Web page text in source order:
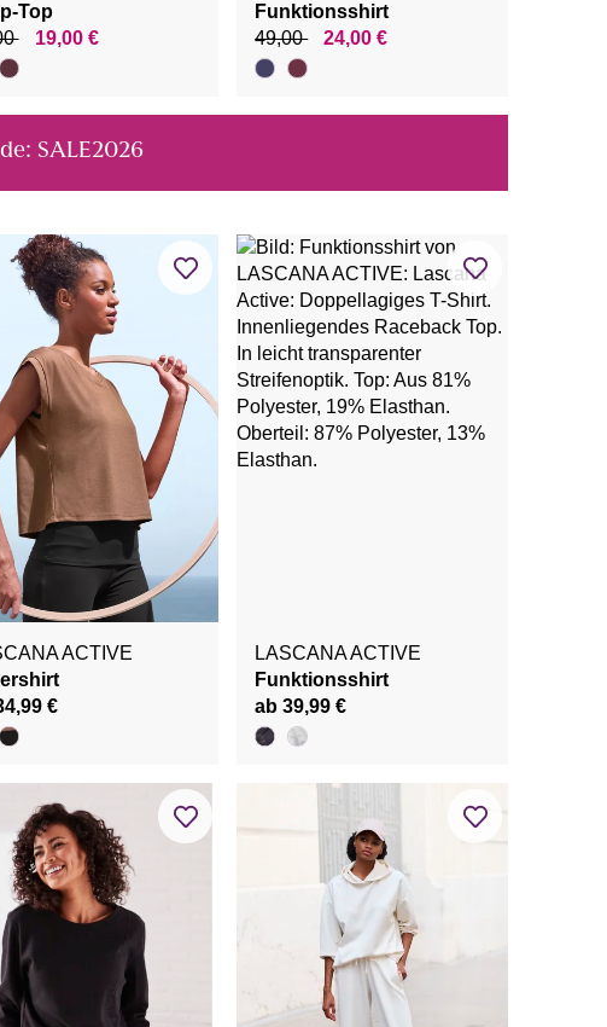
Top
19,00 €
Funktionsshirt
49,00
24,00 €
SALE2026
ACTIVE
€
LASCANA ACTIVE
Funktionsshirt
ab 39,99 €